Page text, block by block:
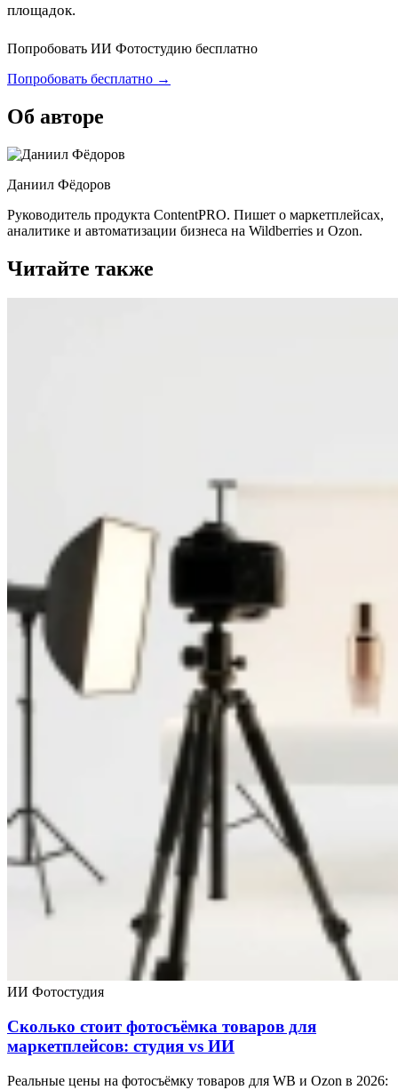
площадок.
Попробовать ИИ Фотостудию бесплатно
Попробовать бесплатно →
Об авторе
Даниил Фёдоров
Руководитель продукта ContentPRO. Пишет о маркетплейсах,
аналитике и автоматизации бизнеса на Wildberries и Ozon.
Читайте также
ИИ Фотостудия
Сколько стоит фотосъёмка товаров для
маркетплейсов: студия vs ИИ
Реальные цены на фотосъёмку товаров для WB и Ozon в 2026: